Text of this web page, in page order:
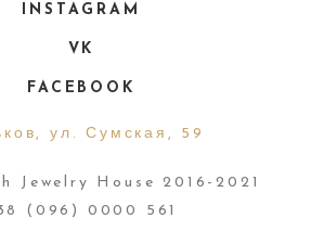
INSTAGRAM
VK
FACEBOOK
ул. Сумская, 59
Jewelry House 2016-2021
(096) 0000 561